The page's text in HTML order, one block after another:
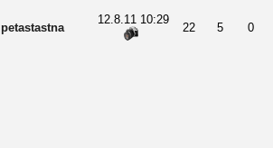
petastastna
12.8.11 10:29
22 5 0